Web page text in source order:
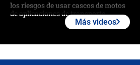
los riesgos de usar cascos de motos
de aplicaciones de transporte
Más videos